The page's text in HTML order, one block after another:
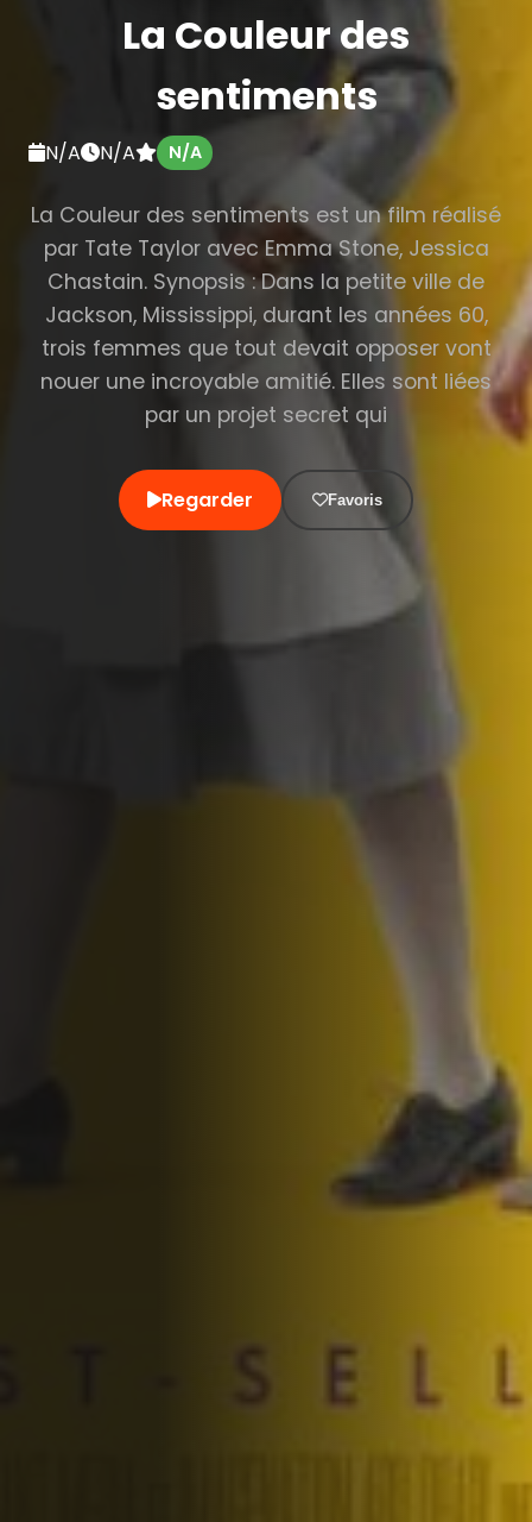
La Couleur des
sentiments
N/A N/A N/A
La Couleur des sentiments est un film réalisé
par Tate Taylor avec Emma Stone, Jessica
Chastain. Synopsis : Dans la petite ville de
Jackson, Mississippi, durant les années 60,
trois femmes que tout devait opposer vont
nouer une incroyable amitié. Elles sont liées
par un projet secret qui
Regarder Favoris